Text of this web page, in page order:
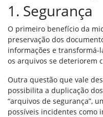
1. Segurança
O primeiro benefício da
preservação dos
informações e transformá-
os arquivos se deteriorem
Outra questão que vale
possibilita a duplicação
“arquivos de segurança”,
possíveis incidentes como